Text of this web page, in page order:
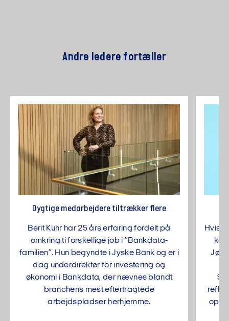
Andre ledere fortæller
Dygtige medarbejdere tiltrækker flere
Berit Kuhr har 25 års erfaring fordelt på
omkring ti forskellige job i ”Bankdata-
familien”. Hun begyndte i Jyske Bank og er i
dag underdirektør for investering og
økonomi i Bankdata, der nævnes blandt
branchens mest eftertragtede
arbejdspladser herhjemme.
Hvis